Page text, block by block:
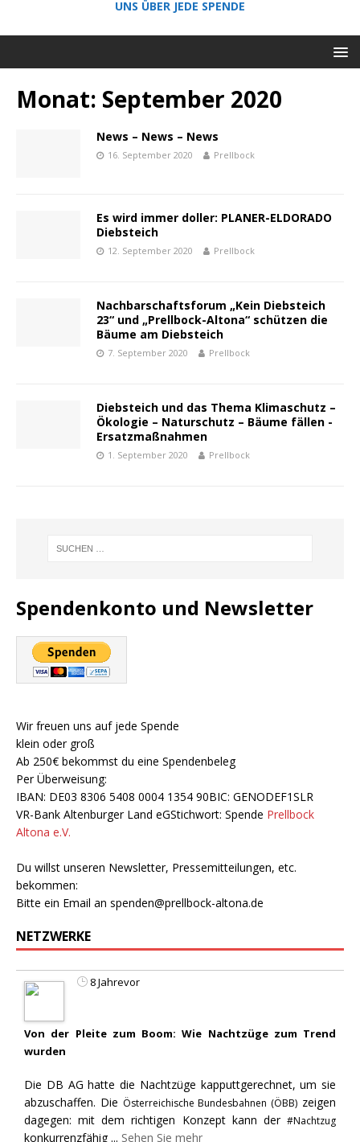
UNS ÜBER JEDE SPENDE
Monat: September 2020
News – News – News
16. September 2020 Prellbock
Es wird immer doller: PLANER-ELDORADO
Diebsteich
12. September 2020 Prellbock
Nachbarschaftsforum „Kein Diebsteich
23“ und „Prellbock-Altona“ schützen die
Bäume am Diebsteich
7. September 2020 Prellbock
Diebsteich und das Thema Klimaschutz –
Ökologie – Naturschutz – Bäume fällen -
Ersatzmaßnahmen
1. September 2020 Prellbock
Spendenkonto und Newsletter
Wir freuen uns auf jede Spende
klein oder groß
Ab 250€ bekommst du eine Spendenbeleg
Per Überweisung:
IBAN: DE03 8306 5408 0004 1354 90BIC: GENODEF1SLR
VR-Bank Altenburger Land eGStichwort: Spende Prellbock
Altona e.V.
Du willst unseren Newsletter, Pressemitteilungen, etc.
bekommen:
Bitte ein Email an spenden@prellbock-altona.de
NETZWERKE
8 Jahrevor
Von der Pleite zum Boom: Wie Nachtzüge zum Trend
wurden
Die DB AG hatte die Nachtzüge kapputtgerechnet, um sie
abzuschaffen. Die Österreichische Bundesbahnen (ÖBB) zeigen
dagegen: mit dem richtigen Konzept kann der #Nachtzug
konkurrenzfähig ... Sehen Sie mehr